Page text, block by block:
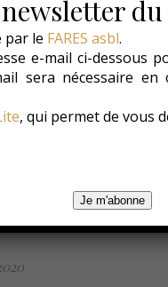
du
par le FARES asbl.
e-mail ci-dessous
sera nécessaire
, qui permet de vous
Je m'abonne